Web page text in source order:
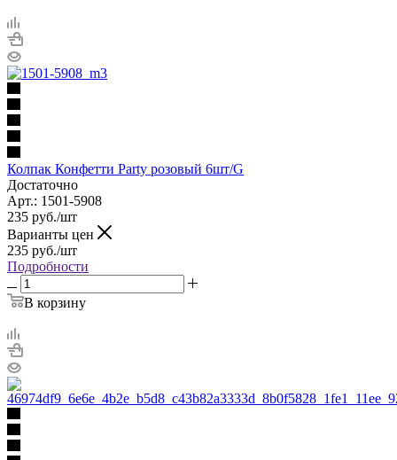
Колпак Конфетти Party розовый 6шт/G
Достаточно
Арт.: 1501-5908
235 руб./шт
Варианты цен
235 руб./шт
Подробности
В корзину